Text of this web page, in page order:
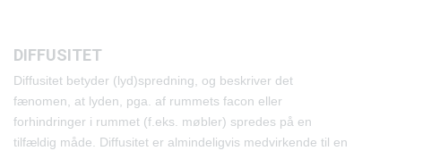
DIFFUSITET
Diffusitet betyder (lyd)spredning, og beskriver det
fænomen, at lyden, pga. af rummets facon eller
forhindringer i rummet (f.eks. møbler) spredes på en
tilfældig måde. Diffusitet er almindeligvis medvirkende til en